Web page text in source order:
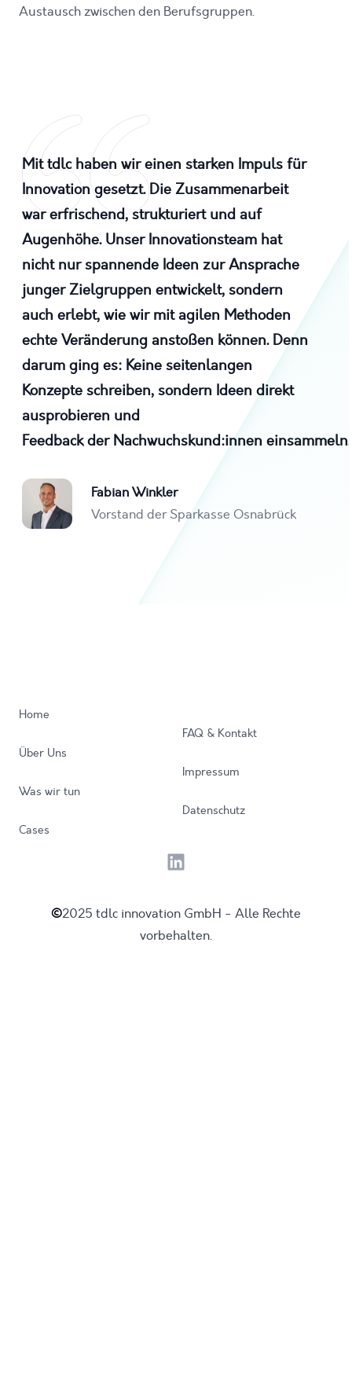
Austausch zwischen den Berufsgruppen.
Mit tdlc haben wir einen starken Impuls für
Innovation gesetzt. Die Zusammenarbeit
war erfrischend, strukturiert und auf
Augenhöhe. Unser Innovationsteam hat
nicht nur spannende Ideen zur Ansprache
junger Zielgruppen entwickelt, sondern
auch erlebt, wie wir mit agilen Methoden
echte Veränderung anstoßen können. Denn
darum ging es: Keine seitenlangen
Konzepte schreiben, sondern Ideen direkt
ausprobieren und
Feedback der Nachwuchskund:innen einsammeln.
Fabian Winkler
Vorstand der Sparkasse Osnabrück
slide
Home
Über Uns
Was wir tun
Cases
FAQ & Kontakt
Impressum
Datenschutz
linkedin
©2025 tdlc innovation GmbH - Alle Rechte
vorbehalten.